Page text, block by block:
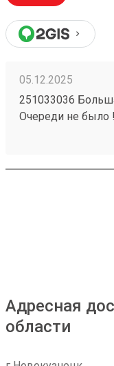
05.12.2025
251033036
Очереди не было
будем
Адресная
области